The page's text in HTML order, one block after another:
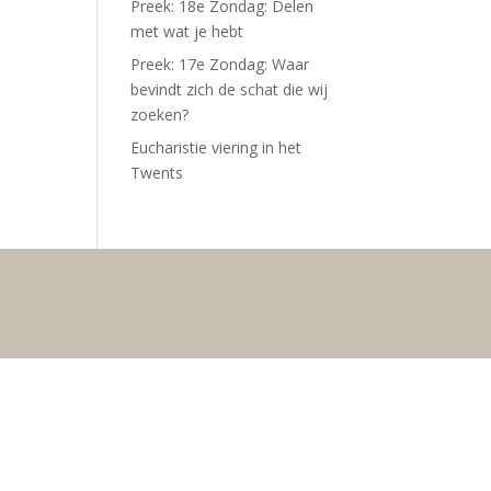
Preek: 18e Zondag: Delen
met wat je hebt
Preek: 17e Zondag: Waar
bevindt zich de schat die wij
zoeken?
Eucharistie viering in het
Twents